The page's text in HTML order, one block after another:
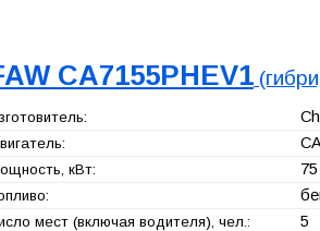
CA7155PHEV1
кВт: 75
мест (включая водителя), чел.: 5